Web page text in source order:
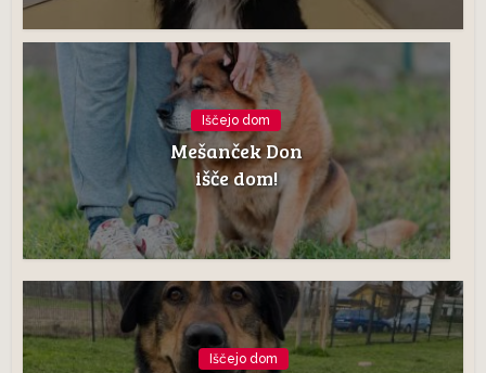
Iščejo dom
Mešanček Don
išče dom!
Iščejo dom